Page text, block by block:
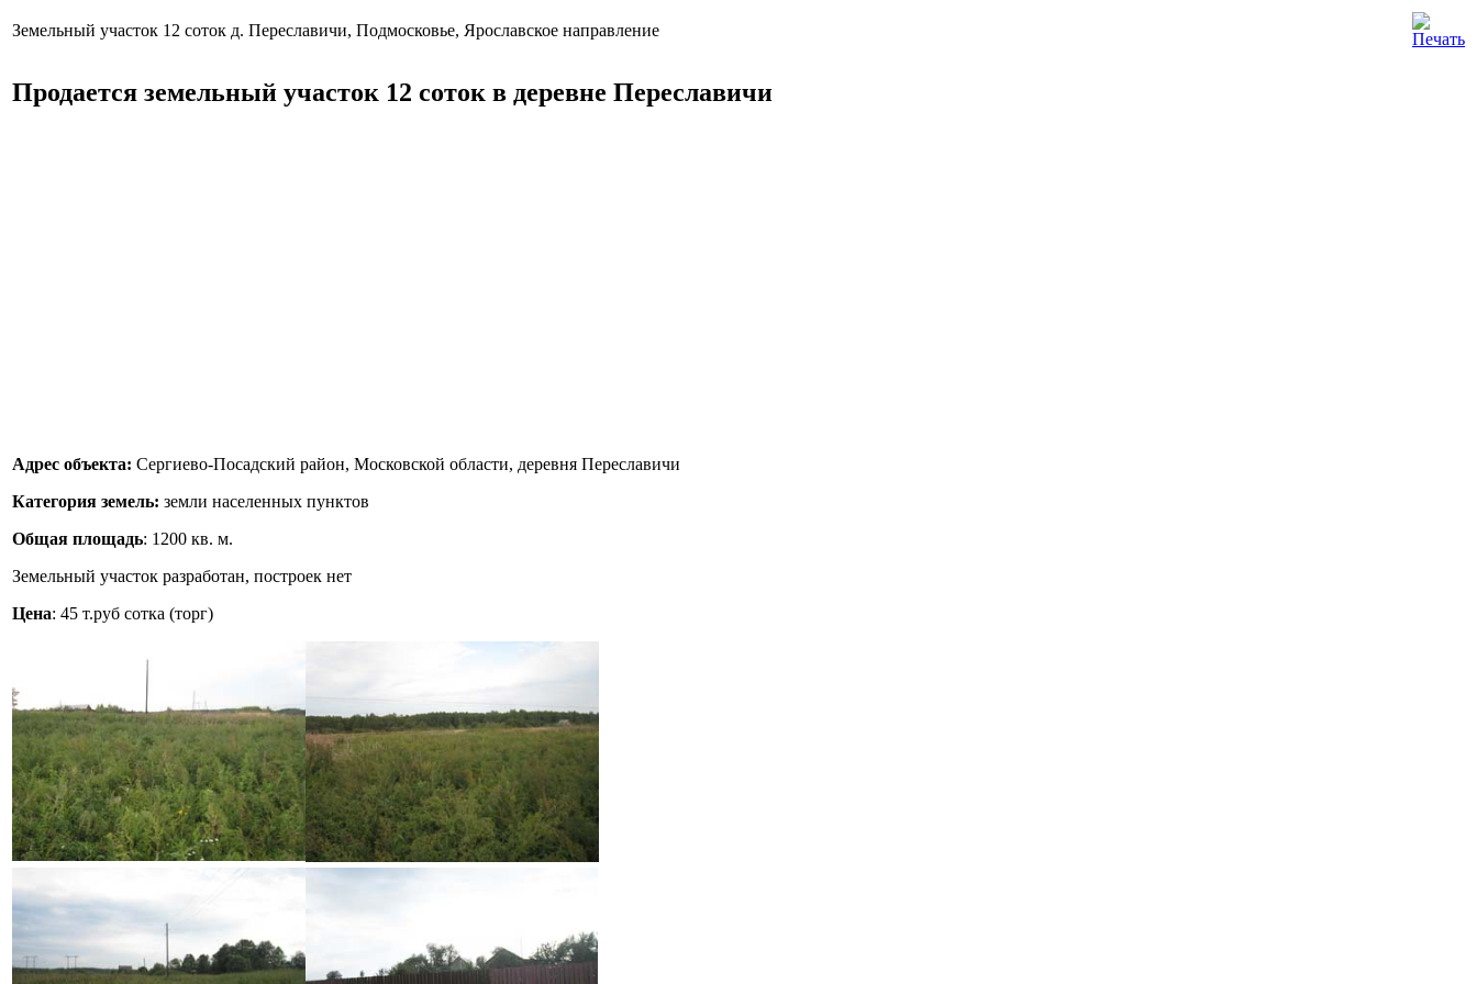
Земельный участок 12 соток д. Переславичи, Подмосковье, Ярославское направление
Продается земельный участок 12 соток в деревне Переславичи
Адрес объекта: Сергиево-Посадский район, Московской области, деревня Переславичи
Категория земель: земли населенных пунктов
Общая площадь: 1200 кв. м.
Земельный участок разработан, построек нет
Цена: 45 т.руб сотка (торг)